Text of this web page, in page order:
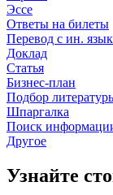
Эссе
Ответы на билеты
Перевод с ин.
Доклад
Статья
Бизнес-план
Подбор
Шпаргалка
Поиск
Другое
Узнайте